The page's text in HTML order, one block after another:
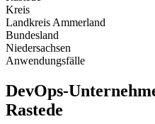
Kreis
Landkreis Ammerland
Bundesland
Niedersachsen
Anwendungsfälle
DevOps-
Rastede